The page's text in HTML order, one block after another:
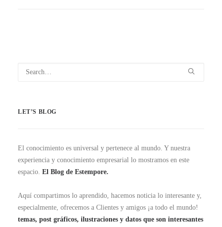
LET’S BLOG
El conocimiento es universal y pertenece al mundo. Y nuestra
experiencia y conocimiento empresarial lo mostramos en este
espacio. El Blog de Estempore.
Aquí compartimos lo aprendido, hacemos noticia lo interesante y,
especialmente, ofrecemos a Clientes y amigos ¡a todo el mundo!
temas, post gráficos, ilustraciones y datos que son interesantes